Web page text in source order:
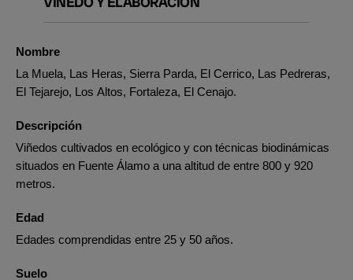
Nombre
La Muela, Las Heras, Sierra Parda, El Cerrico, Las Pedreras,
El Tejarejo, Los Altos, Fortaleza, El Cenajo.
Descripción
Viñedos cultivados en ecológico y con técnicas biodinámicas
situados en Fuente Álamo a una altitud de entre 800 y 920
metros.
Edad
Edades comprendidas entre 25 y 50 años.
Suelo